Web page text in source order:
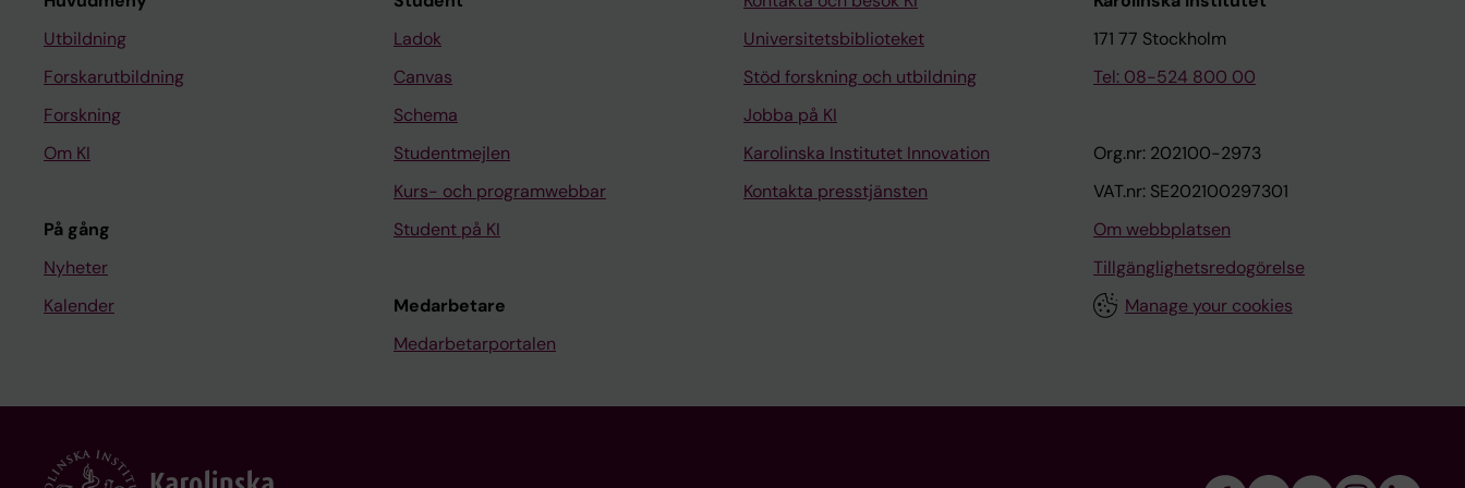
Utbildning
Forskarutbildning
Forskning
Om KI
På gång
Nyheter
Kalender
Ladok
Canvas
Schema
Studentmejlen
Kurs- och programwebbar
Student på KI
Medarbetare
Medarbetarportalen
Universitetsbiblioteket
Stöd forskning och utbildning
Jobba på KI
Karolinska Institutet Innovation
Kontakta presstjänsten
171 77 Stockholm
Tel: 08-524 800 00
Org.nr: 202100-2973
VAT.nr: SE202100297301
Om webbplatsen
Tillgänglighetsredogörelse
Manage your cookies